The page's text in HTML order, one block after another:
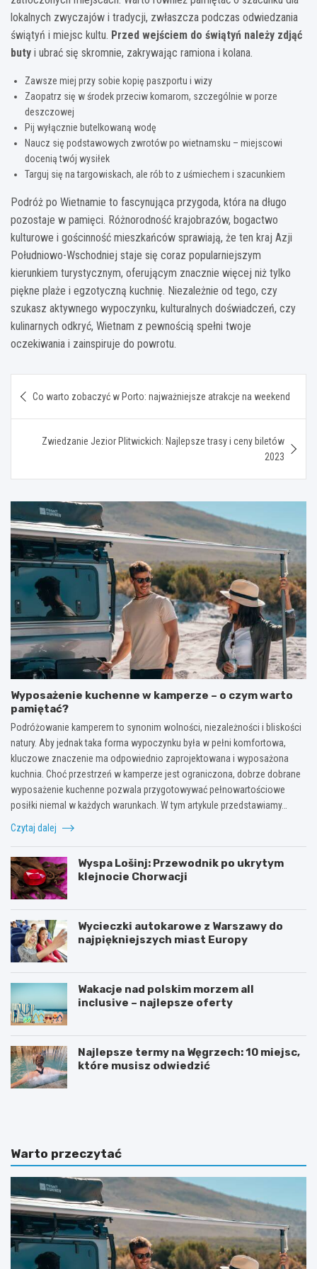
lokalnych zwyczajów i tradycji, zwłaszcza podczas odwiedzania
świątyń i miejsc kultu. Przed wejściem do świątyń należy zdjąć
buty i ubrać się skromnie, zakrywając ramiona i kolana.
Zawsze miej przy sobie kopię paszportu i wizy
Zaopatrz się w środek przeciw komarom, szczególnie w porze
deszczowej
Pij wyłącznie butelkowaną wodę
Naucz się podstawowych zwrotów po wietnamsku – miejscowi
docenią twój wysiłek
Targuj się na targowiskach, ale rób to z uśmiechem i szacunkiem
Podróż po Wietnamie to fascynująca przygoda, która na długo
pozostaje w pamięci. Różnorodność krajobrazów, bogactwo
kulturowe i gościnność mieszkańców sprawiają, że ten kraj Azji
Południowo-Wschodniej staje się coraz popularniejszym
kierunkiem turystycznym, oferującym znacznie więcej niż tylko
piękne plaże i egzotyczną kuchnię. Niezależnie od tego, czy
szukasz aktywnego wypoczynku, kulturalnych doświadczeń, czy
kulinarnych odkryć, Wietnam z pewnością spełni twoje
oczekiwania i zainspiruje do powrotu.
wpisu
Co warto zobaczyć w Porto: najważniejsze atrakcje na weekend
Zwiedzanie Jezior Plitwickich: Najlepsze trasy i ceny biletów
2023
Wyposażenie kuchenne w kamperze – o czym warto
pamiętać?
Podróżowanie kamperem to synonim wolności, niezależności i bliskości
natury. Aby jednak taka forma wypoczynku była w pełni komfortowa,
kluczowe znaczenie ma odpowiednio zaprojektowana i wyposażona
kuchnia. Choć przestrzeń w kamperze jest ograniczona, dobrze dobrane
wyposażenie kuchenne pozwala przygotowywać pełnowartościowe
posiłki niemal w każdych warunkach. W tym artykule przedstawiamy…
Czytaj dalej
Wyspa Lošinj: Przewodnik po ukrytym
klejnocie Chorwacji
Wycieczki autokarowe z Warszawy do
najpiękniejszych miast Europy
Wakacje nad polskim morzem all
inclusive – najlepsze oferty
Najlepsze termy na Węgrzech: 10 miejsc,
które musisz odwiedzić
J
ę
p
r
z
y
g
o
t
P
b
a
n
k
–
m
u
s
Warto przeczytać